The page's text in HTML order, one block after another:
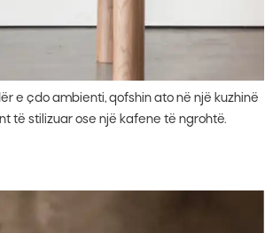
e çdo ambienti, qofshin ato në një kuzhinë
të stilizuar ose një kafene të ngrohtë.